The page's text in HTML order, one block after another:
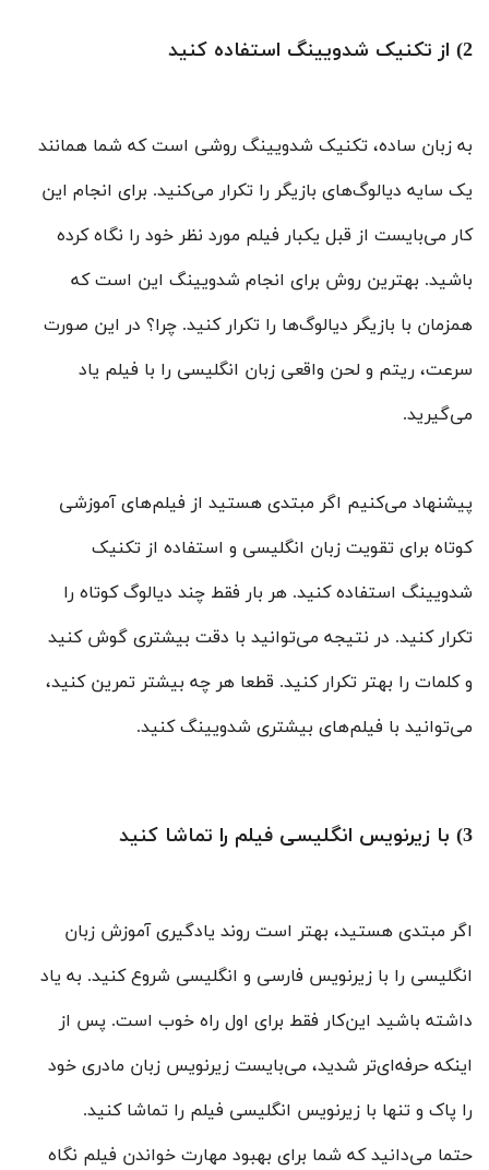
2) از تکنیک شدویینگ استفاده کنید
به زبان ساده، تکنیک شدویینگ روشی است که شما همانند
یک سایه دیالوگ‌های بازیگر را تکرار می‌کنید. برای انجام این
کار می‌بایست از قبل یکبار فیلم مورد نظر خود را نگاه کرده
باشید. بهترین روش برای انجام شدویینگ این است که
همزمان با بازیگر دیالوگ‌ها را تکرار کنید. چرا؟ در این صورت
سرعت، ریتم و لحن واقعی زبان انگلیسی را با فیلم یاد
می‌گیرید.
پیشنهاد می‌کنیم اگر مبتدی هستید از فیلم‌های آموزشی
کوتاه برای تقویت زبان انگلیسی و استفاده از تکنیک
شدویینگ استفاده کنید. هر بار فقط چند دیالوگ کوتاه را
تکرار کنید. در نتیجه می‌توانید با دقت بیشتری گوش کنید
و کلمات را بهتر تکرار کنید. قطعا هر چه بیشتر تمرین کنید،
می‌توانید با فیلم‌های بیشتری شدویینگ کنید.
3) با زیرنویس انگلیسی فیلم را تماشا کنید
اگر مبتدی هستید، بهتر است روند یادگیری آموزش زبان
انگلیسی را با زیرنویس فارسی و انگلیسی شروع کنید. به یاد
داشته باشید این‌کار فقط برای اول راه خوب است. پس از
اینکه حرفه‌ای‌تر شدید، می‌بایست زیرنویس زبان مادری خود
را پاک و تنها با زیرنویس انگلیسی فیلم را تماشا کنید.
حتما می‌دانید که شما برای بهبود مهارت خواندن فیلم نگاه